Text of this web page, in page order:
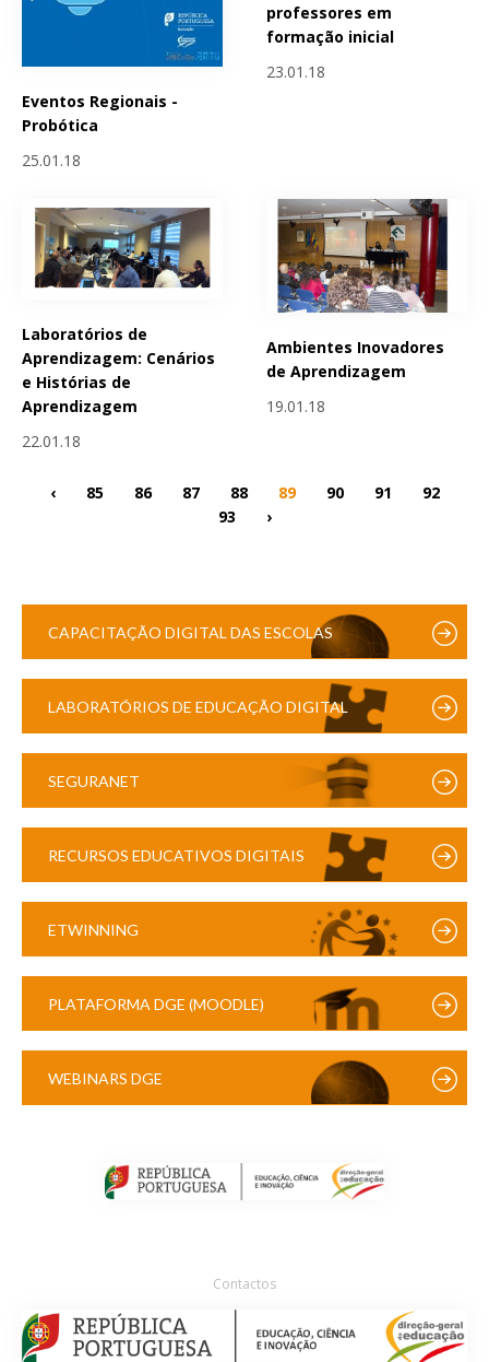
Eventos Regionais -
Probótica
25.01.18
professores em
formação inicial
23.01.18
Laboratórios de
Aprendizagem: Cenários
e Histórias de
Aprendizagem
22.01.18
Ambientes Inovadores
de Aprendizagem
19.01.18
‹ 85 86 87 88 89 90 91
92
93
›
CAPACITAÇÃO DIGITAL DAS ESCOLAS
LABORATÓRIOS DE EDUCAÇÃO DIGITAL
SEGURANET
RECURSOS EDUCATIVOS DIGITAIS
ETWINNING
PLATAFORMA DGE (MOODLE)
WEBINARS DGE
Contactos